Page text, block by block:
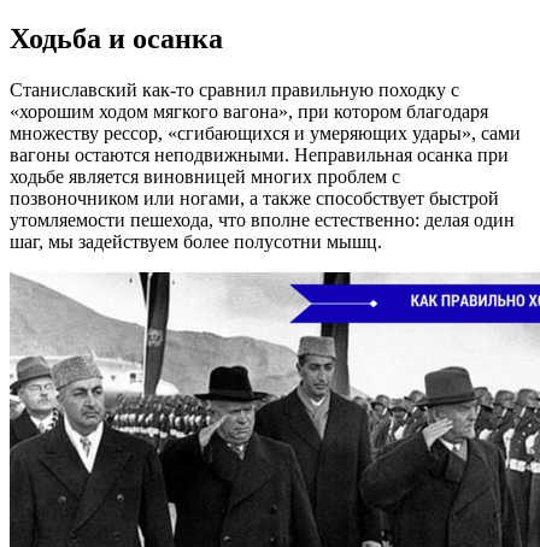
Ходьба и осанка
Станиславский как-то сравнил правильную походку с
«хорошим ходом мягкого вагона», при котором благодаря
множеству рессор, «сгибающихся и умеряющих удары», сами
вагоны остаются неподвижными. Неправильная осанка при
ходьбе является виновницей многих проблем с
позвоночником или ногами, а также способствует быстрой
утомляемости пешехода, что вполне естественно: делая один
шаг, мы задействуем более полусотни мышц.